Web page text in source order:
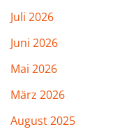
Juli 2026
Juni 2026
Mai 2026
März 2026
August 2025